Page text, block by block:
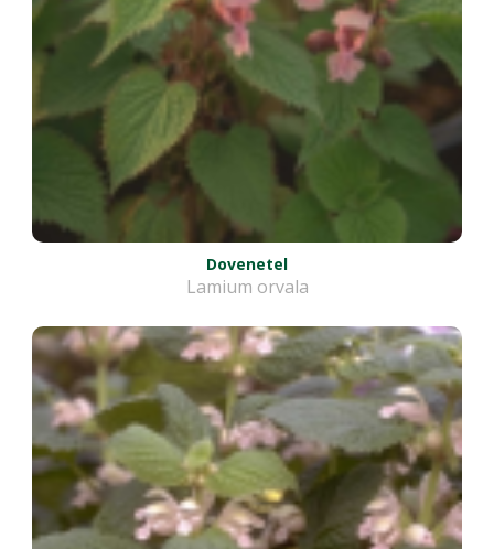
Dovenetel
Lamium orvala